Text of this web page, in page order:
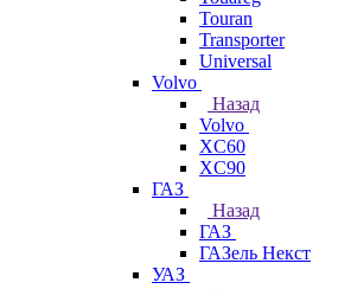
Touran
Transporter
Universal
Volvo
Назад
Volvo
XC60
XC90
ГАЗ
Назад
ГАЗ
ГАЗель Некст
УАЗ